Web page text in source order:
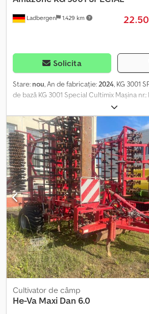
Ladbergen 1.429 km
Solicita
Stare: nou, An de fabricație:2024, KG 3001
de bază KG 3001 Special Cultimix Mașina nr.:
Gheare „Griff Special” EJ649 Ax cardanic
mm, 1 ⅜ inci, compus din șase piese
ghidaj, reglabilă 215100 Reglaj hidraulic al
Dcodpfx Aeuuutlemiek 212970 Tăvălug
3000-600-125 Mașina nr.: TRW0001186
pentru KG 214940 QuickLink și bară de
tuburi 228892 Trasor de urme
Cultivator de câmp
He-Va Maxi Dan 6.0